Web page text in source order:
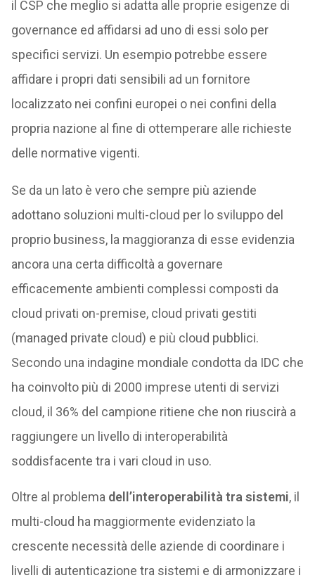
il CSP che meglio si adatta alle proprie esigenze di
governance ed affidarsi ad uno di essi solo per
specifici servizi. Un esempio potrebbe essere
affidare i propri dati sensibili ad un fornitore
localizzato nei confini europei o nei confini della
propria nazione al fine di ottemperare alle richieste
delle normative vigenti.
Se da un lato è vero che sempre più aziende
adottano soluzioni multi-cloud per lo sviluppo del
proprio business, la maggioranza di esse evidenzia
ancora una certa difficoltà a governare
efficacemente ambienti complessi composti da
cloud privati on-premise, cloud privati gestiti
(managed private cloud) e più cloud pubblici.
Secondo una indagine mondiale condotta da IDC che
ha coinvolto più di 2000 imprese utenti di servizi
cloud, il 36% del campione ritiene che non riuscirà a
raggiungere un livello di interoperabilità
soddisfacente tra i vari cloud in uso.
Oltre al problema dell’interoperabilità tra sistemi, il
multi-cloud ha maggiormente evidenziato la
crescente necessità delle aziende di coordinare i
livelli di autenticazione tra sistemi e di armonizzare i